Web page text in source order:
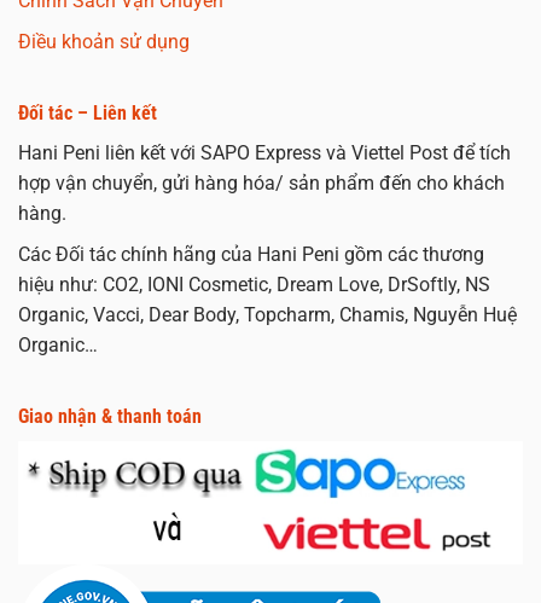
Điều khoản sử dụng
Đối tác – Liên kết
Hani Peni liên kết với SAPO Express và Viettel Post để tích
hợp vận chuyển, gửi hàng hóa/ sản phẩm đến cho khách
hàng.
Các Đối tác chính hãng của Hani Peni gồm các thương
hiệu như: CO2, IONI Cosmetic, Dream Love, DrSoftly, NS
Organic, Vacci, Dear Body, Topcharm, Chamis, Nguyễn Huệ
Organic…
Giao nhận & thanh toán